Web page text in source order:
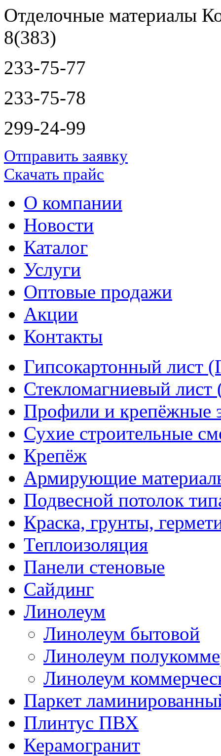
Отделочные материалы
8(383)
233-75-77
233-75-78
299-24-99
Отправить заявку
Скачать прайс
О компании
Новости
Каталог
Услуги
Оптовые продажи
Акции
Контакты
Гипсокартонный лист
Стекломагниевый
Профили и
Сухие строительные
Крепёж
Армирующие
Подвесной потолок
Краска, грунты,
Теплоизоляция
Панели стеновые
Сайдинг
Линолеум
Линолеум бытовой
Линолеум
Линолеум
Паркет
Плинтус ПВХ
Керамогранит